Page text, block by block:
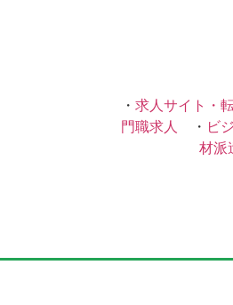
・ 求人サイト・
門職求人
・ ビ
材派